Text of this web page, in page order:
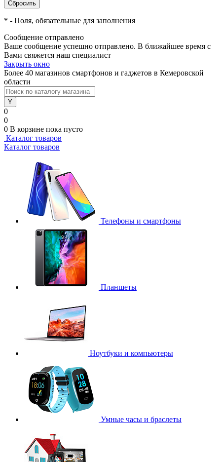
* - Поля, обязательные для заполнения
Сообщение отправлено
Ваше сообщение успешно отправлено. В ближайшее время с
Вами свяжется наш специалист
Закрыть окно
Более 40 магазинов смартфонов и гаджетов в Кемеровской
области
0
0
0 В корзине пока пусто
Каталог товаров
Каталог товаров
Телефоны и смартфоны
Планшеты
Ноутбуки и компьютеры
Умные часы и браслеты